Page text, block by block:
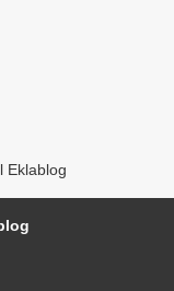
Eklablog